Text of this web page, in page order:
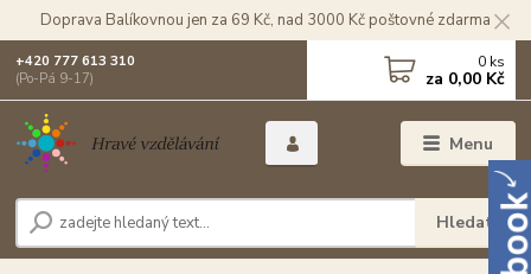
Doprava Balíkovnou jen za 69 Kč, nad 3000 Kč poštovné zdarma
Menu
Hledat
+420 777 613 310
(Po-Pá 9-17)
0 ks
za 0,00 Kč